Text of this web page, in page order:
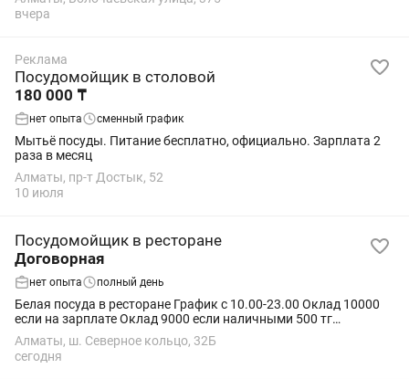
Желательно проживающая в ближайшем...
вчера
Реклама
Посудомойщик в столовой
180 000 ₸
нет опыта сменный график
Мытьё посуды. Питание бесплатно, официально. Зарплата 2
раза в месяц
Алматы, пр-т Достык, 52
10 июля
Посудомойщик в ресторане
Договорная
нет опыта полный день
Белая посуда в ресторане График с 10.00-23.00 Оклад 10000
если на зарплате Оклад 9000 если наличными 500 тг
дорожные Зарплата каждые 2 недели
Алматы, ш. Северное кольцо, 32Б
сегодня